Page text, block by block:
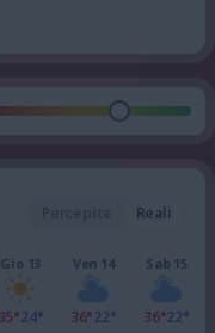
Reali
Gio 13
35°24°
Ven 14
36°22°
Sab 15
36°22°